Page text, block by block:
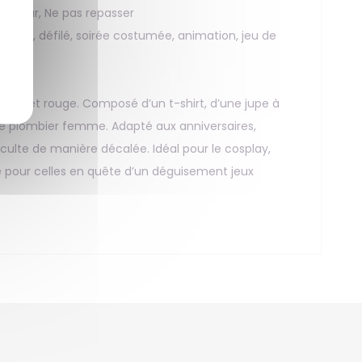
Ne pas repasser
défilé, soirée costumée, animation, jeu de
et rouge. Composé d’un t-shirt, d’une jupe à
femme. Adapté aux anniversaires,
de manière décalée. Idéal pour le cosplay,
celles en quête d’un déguisement jeux